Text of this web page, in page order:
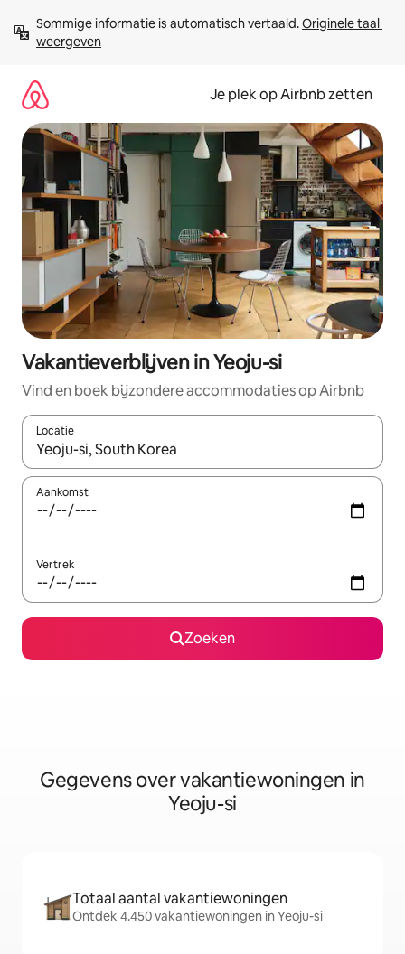
direct
naar
Sommige informatie is automatisch vertaald. Originele taal
weergeven
Je plek op Airbnb zetten
Vakantieverblijven in Yeoju-si
Vind en boek bijzondere accommodaties op Airbnb
Locatie
Wanneer er resultaten beschikbaar zijn, maak je een keuze
Aankomst
Vertrek
Zoeken
Gegevens over vakantiewoningen in
Yeoju-si
Totaal aantal vakantiewoningen
Ontdek 4.450 vakantiewoningen in Yeoju-si